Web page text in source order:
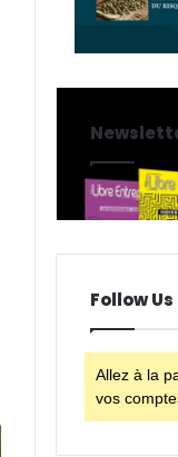
Follow Us
Allez à la
vos